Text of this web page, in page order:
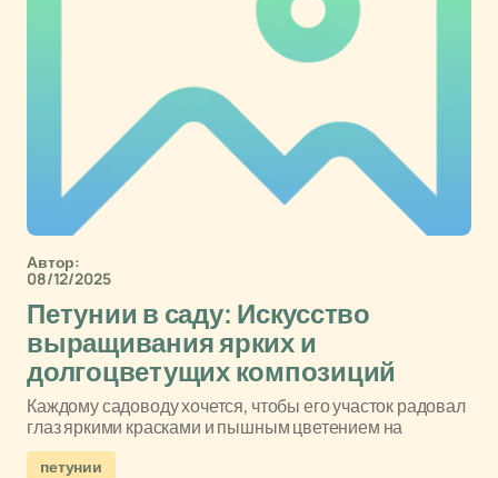
Автор:
08/12/2025
Петунии в саду: Искусство
выращивания ярких и
долгоцветущих композиций
Каждому садоводу хочется, чтобы его участок радовал
глаз яркими красками и пышным цветением на
петунии